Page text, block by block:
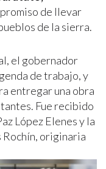
de llevar
de la sierra.
el gobernador
de trabajo, y
entregar una obra
Fue recibido
López Elenes y la
Rochín, originaria